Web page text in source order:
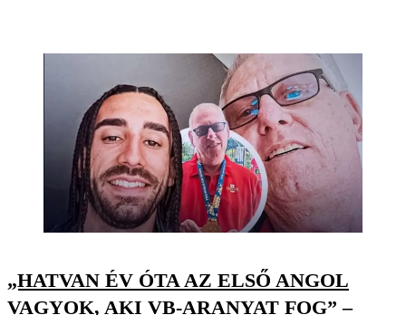
„HATVAN ÉV ÓTA AZ ELSŐ ANGOL
VAGYOK, AKI VB-ARANYAT FOG” –